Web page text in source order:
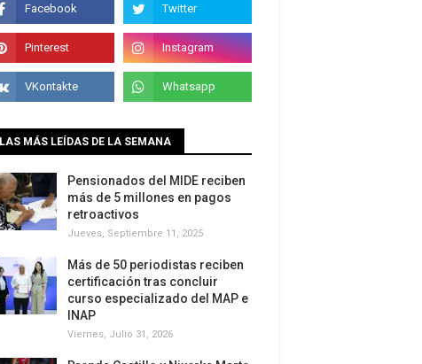
LAS MÁS LEÍDAS DE LA SEMANA
Pensionados del MIDE reciben
más de 5 millones en pagos
retroactivos
Jueves, Septiembre 11, 2025
Más de 50 periodistas reciben
certificación tras concluir
curso especializado del MAP e
INAP
Viernes, Julio 31, 2026